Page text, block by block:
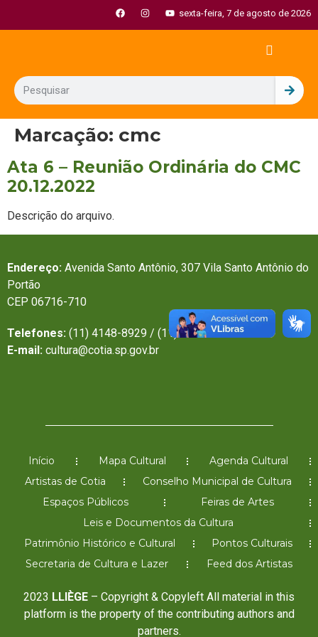
sexta-feira, 7 de agosto de 2026
Marcação: cmc
Ata 6 – Reunião Ordinária do CMC
20.12.2022
Descrição do arquivo.
Endereço: Avenida Santo Antônio, 307 Vila Santo Antônio do
Portão
CEP 06716-710
Telefones: (11) 4148-8929 / (11) 4148-6638
E-mail: cultura@cotia.sp.gov.br
Início Mapa Cultural
Agenda Cultural
Artistas de Cotia
Conselho Municipal de Cultura
Espaços Públicos
Feiras de Artes
Leis e Documentos da Cultura
Patrimônio Histórico e Cultural
Pontos Culturais
Secretaria de Cultura e Lazer
Feed dos Artistas
2023 LLIÈGE – Copyright & Copyleft All material in this
platform is the property of the contributing authors and
partners.